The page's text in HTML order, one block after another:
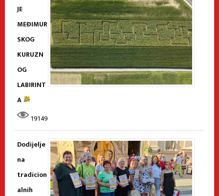
JE
MEĐIMUR
SKOG
KURUZN
OG
LABIRINT
A
19149
Dodijelje
na
tradicion
alnih